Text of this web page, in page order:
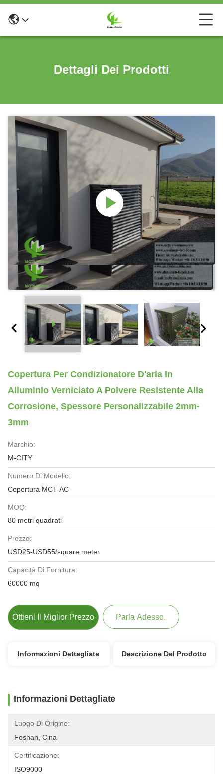
Dettagli Dei Prodotti
Copertura Per Condizionatore D'aria In
Alluminio Verniciato A Polvere Resistente Alla
Corrosione, Spessore Personalizzabile 2mm-
3mm
Marchio:
M-CITY
Numero Di Modello:
Copertura MCT-AC
MOQ:
80 metri quadrati
Prezzo:
USD25-USD55/square meter
Capacità Di Fornitura:
60000 mq
Ottieni Il Miglior Prezzo Parla Adesso.
Informazioni Dettagliate Descrizione Del Prodotto
Informazioni Dettagliate
Luogo Di Origine:
Foshan, Cina
Certificazione:
ISO9000